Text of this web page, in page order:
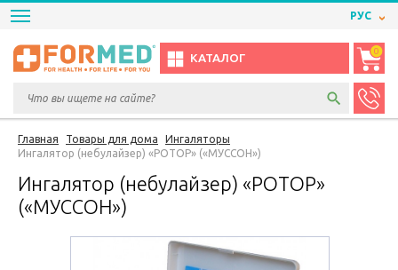
РУС
КАТАЛОГ
0
Главная Товары для дома
Ингаляторы
Ингалятор (небулайзер) «РОТОР» («МУССОН»)
Ингалятор (небулайзер) «РОТОР»
(«МУССОН»)